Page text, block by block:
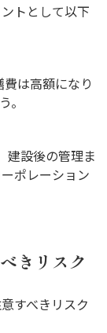
トとして以下
は高額になり
。
建設後の管理ま
ポレーション
きリスク
すべきリスク